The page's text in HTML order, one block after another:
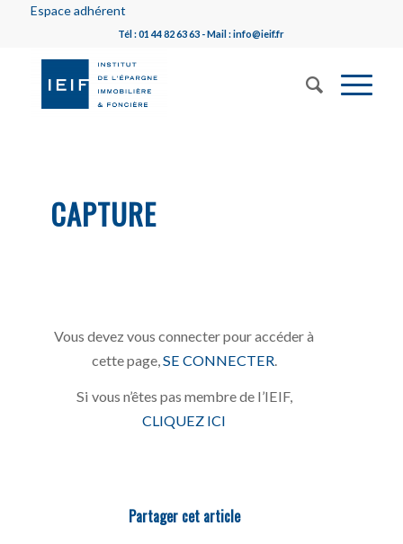
Espace adhérent
Tél : 01 44 82 63 63 - Mail : info@ieif.fr
CAPTURE
Vous devez vous connecter pour accéder à
cette page, SE CONNECTER
Si vous n’êtes pas membre de l’IEIF,
CLIQUEZ ICI
Partager cet article